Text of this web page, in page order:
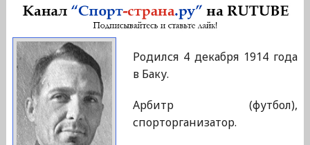
Родился 4 декабря 1914 года
в Баку.
Арбитр (футбол),
спорторганизатор.